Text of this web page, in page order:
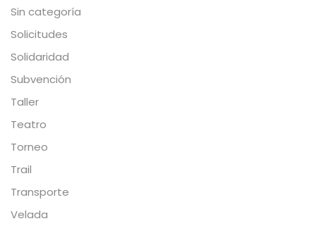
Sin categoría
Solicitudes
Solidaridad
Subvención
Taller
Teatro
Torneo
Trail
Transporte
Velada